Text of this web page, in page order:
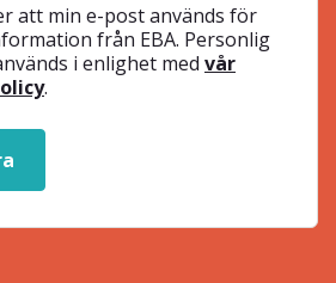
att min e-post används för
från EBA. Personlig
i enlighet med vår
.